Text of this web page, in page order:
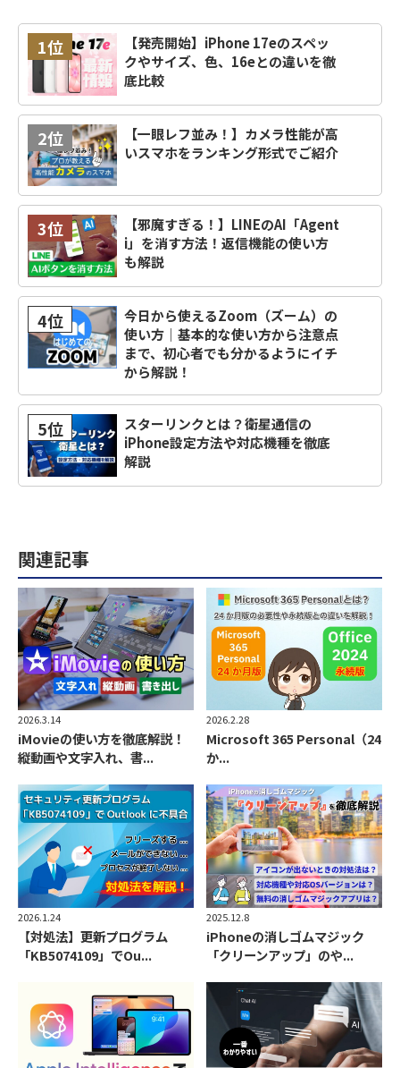
1位
【発売開始】iPhone 17eのスペッ
クやサイズ、色、16eとの違いを徹
底比較
2位
【一眼レフ並み！】カメラ性能が高
いスマホをランキング形式でご紹介
3位
【邪魔すぎる！】LINEのAI「Agent
i」を消す方法！返信機能の使い方
も解説
4位
今日から使えるZoom（ズーム）の
使い方｜基本的な使い方から注意点
まで、初心者でも分かるようにイチ
から解説！
5位
スターリンクとは？衛星通信の
iPhone設定方法や対応機種を徹底
解説
関連記事
2026.3.14
iMovieの使い方を徹底解説！
縦動画や文字入れ、書...
2026.2.28
Microsoft 365 Personal（24
か...
2026.1.24
【対処法】更新プログラム
「KB5074109」でOu...
2025.12.8
iPhoneの消しゴムマジック
「クリーンアップ」のや...